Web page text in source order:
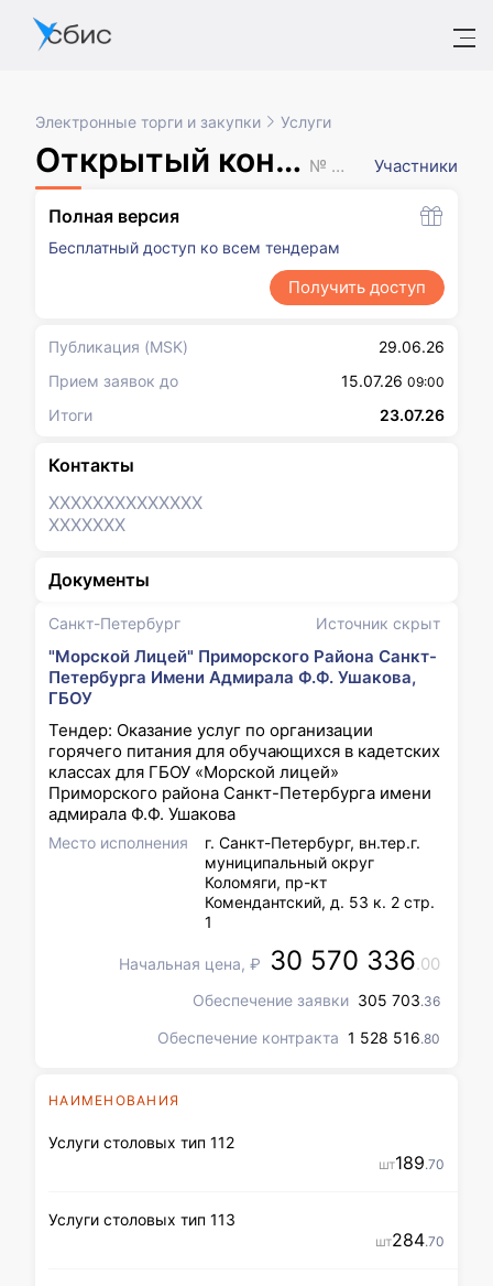
Электронные торги и закупки Услуги
Открытый конкурс в электронной форме № XXXXXXX Участники
Санкт-Петербург Источник скрыт
"Морской Лицей" Приморского Района Санкт-
Петербурга Имени Адмирала Ф.Ф. Ушакова,
ГБОУ
Тендер: Оказание услуг по организации
горячего питания для обучающихся в кадетских
классах для ГБОУ «Морской лицей»
Приморского района Санкт-Петербурга имени
адмирала Ф.Ф. Ушакова
Место исполнения
г. Санкт-Петербург, вн.тер.г.
муниципальный округ
Коломяги, пр-кт
Комендантский, д. 53 к. 2 стр.
1
Начальная цена, ₽ 30 570 336.00
Обеспечение заявки 305 703.36
Обеспечение контракта 1 528 516.80
НАИМЕНОВАНИЯ
Услуги столовых тип 112
шт189.70
Услуги столовых тип 113
шт284.70
Полная версия
Бесплатный доступ ко всем тендерам
Получить доступ
Публикация (MSK)
29.06.26
Прием заявок до
15.07.26 09:00
Итоги 23.07.26
Контакты
XXXXXXXXXXXXXX
XXXXXXX
Документы